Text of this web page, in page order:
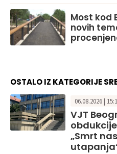
Most kod
novih
OSTALO IZ KATEGORIJE
06.08.2026 |
VJT
„Smrt